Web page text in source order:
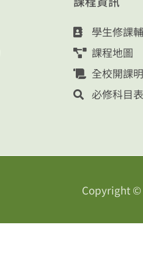
學生修課
課程地圖
全校開課
必修科目
Copyright ©